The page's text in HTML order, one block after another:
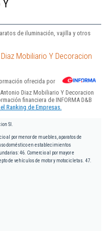
Y
de iluminación, vajilla y otros
Mobiliario Y Decoracion
ofrecida por
Diaz Mobiliario Y Decoracion
financiera de INFORMA D&B
Ranking de Empresas.
Sl.
al por menor de muebles, aparatos de
doméstico en establecimientos
46. Comercio al por mayor e
de vehículos de motor y motocicletas. 47.